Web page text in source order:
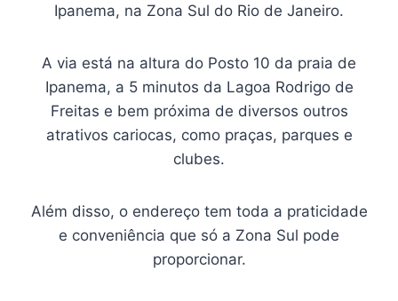
Ipanema, na Zona Sul do Rio de Janeiro.
A via está na altura do Posto 10 da praia de
Ipanema, a 5 minutos da Lagoa Rodrigo de
Freitas e bem próxima de diversos outros
atrativos cariocas, como praças, parques e
clubes.
Além disso, o endereço tem toda a praticidade
e conveniência que só a Zona Sul pode
proporcionar.